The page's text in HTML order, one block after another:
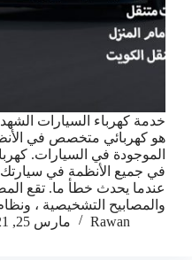
خدمة كهرباء السيارات
هو كهربائي متخصص في
الموجودة في السيارات.
في جميع الأنظمة في
عندما يحدث خطأ ما. تقع
والمصابيح التشخيصية ،
Rawan
مارس 25, 2021